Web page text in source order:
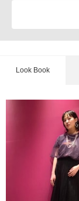
Look Book